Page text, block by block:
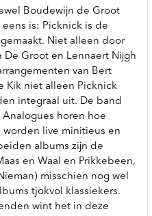
Boudewijn de Groot
is: Picknick is de
Niet alleen door
Groot en Lennaert Nijgh
van Bert
Kik niet alleen Picknick
integraal uit. De band
horen hoe
worden live minitieus en
albums zijn de
en Waal en Prikkebeen,
misschien nog wel
tjokvol klassiekers.
wint het in deze